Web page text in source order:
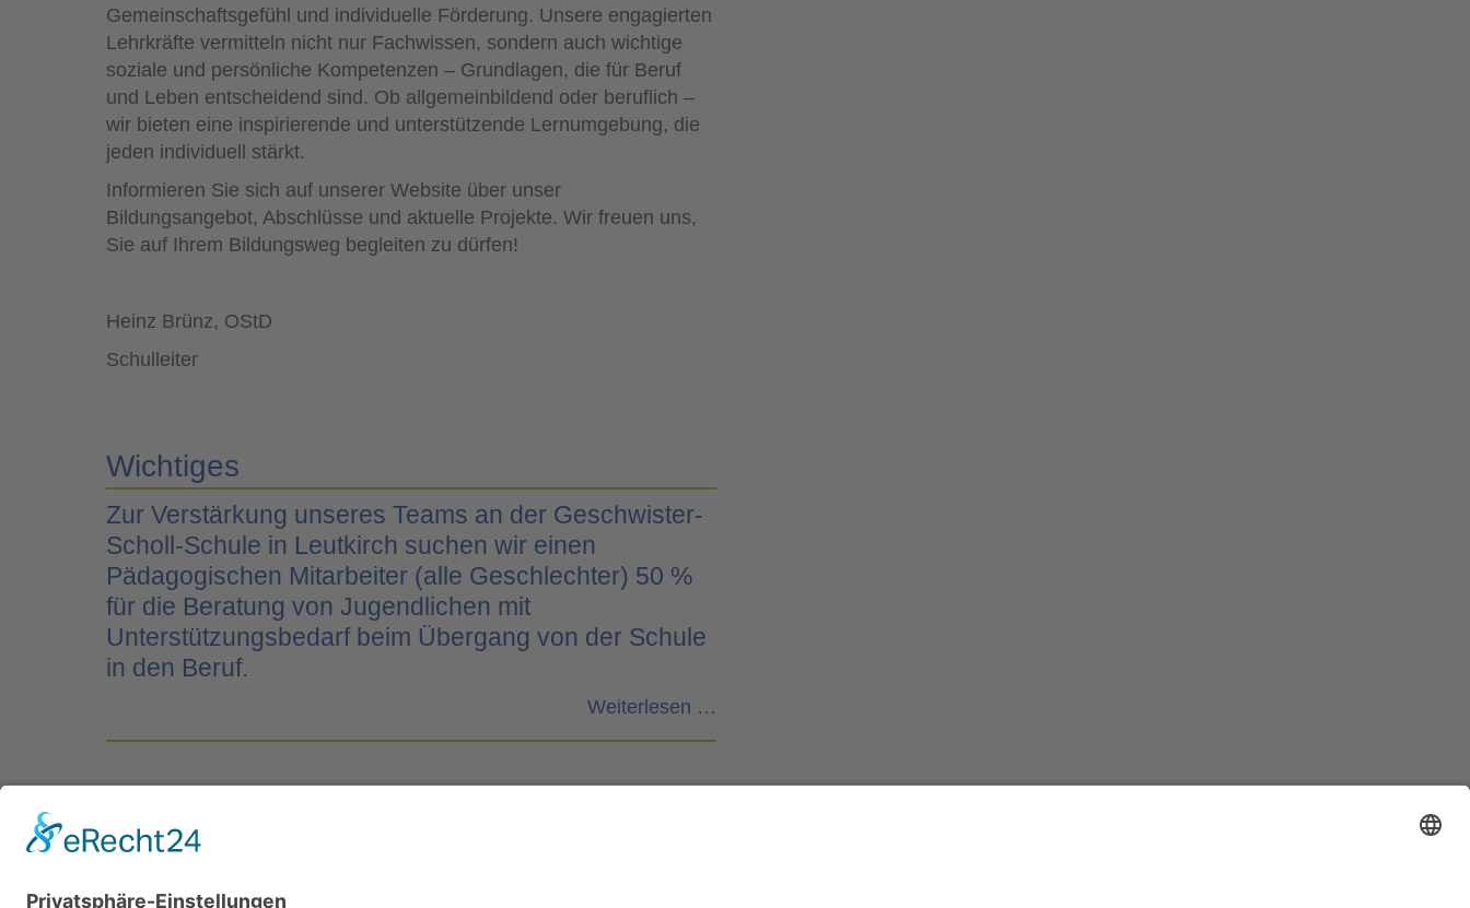
Gemeinschaftsgefühl und individuelle Förderung. Unsere engagierten
Lehrkräfte vermitteln nicht nur Fachwissen, sondern auch wichtige
soziale und persönliche Kompetenzen – Grundlagen, die für Beruf
und Leben entscheidend sind. Ob allgemeinbildend oder beruflich –
wir bieten eine inspirierende und unterstützende Lernumgebung, die
jeden individuell stärkt.
Informieren Sie sich auf unserer Website über unser
Bildungsangebot, Abschlüsse und aktuelle Projekte. Wir freuen uns,
Sie auf Ihrem Bildungsweg begleiten zu dürfen!
Heinz Brünz, OStD
Schulleiter
Wichtiges
Zur Verstärkung unseres Teams an der Geschwister-
Scholl-Schule in Leutkirch suchen wir einen
Pädagogischen Mitarbeiter (alle Geschlechter) 50 %
für die Beratung von Jugendlichen mit
Unterstützungsbedarf beim Übergang von der Schule
in den Beruf.
Weiterlesen …
Anschrift